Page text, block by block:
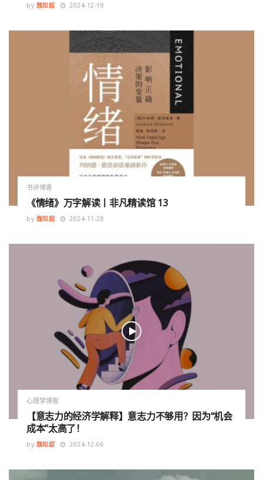
by 魏知超 2024-12-19
书评博客
《情绪》万字解读丨非凡精读馆 13
by 魏知超 2024-11-28
心理学博客
【意志力的经济学解释】意志力不够用？因为“机会
成本”太高了！
by 魏知超 2024-12-06